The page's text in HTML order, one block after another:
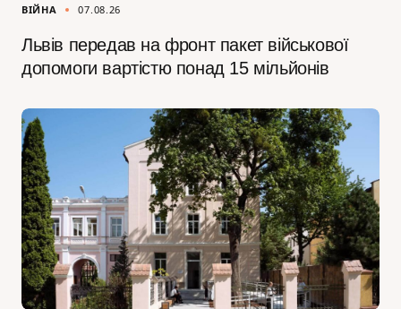
ВІЙНА 07.08.26
Львів передав на фронт пакет військової
допомоги вартістю понад 15 мільйонів